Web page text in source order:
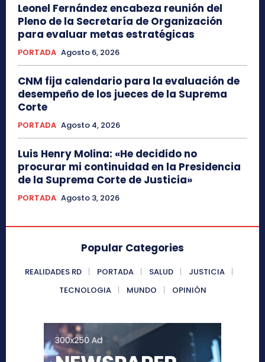
Leonel Fernández encabeza reunión del
Pleno de la Secretaría de Organización
para evaluar metas estratégicas
PORTADA Agosto 6, 2026
CNM fija calendario para la evaluación de
desempeño de los jueces de la Suprema
Corte
PORTADA Agosto 4, 2026
Luis Henry Molina: «He decidido no
procurar mi continuidad en la Presidencia
de la Suprema Corte de Justicia»
PORTADA Agosto 3, 2026
Popular Categories
REALIDADES RD PORTADA SALUD
JUSTICIA
TECNOLOGIA
MUNDO OPINIÓN